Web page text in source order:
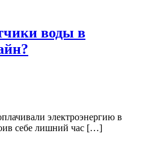
воды в
электроэнергию в
себе лишний час […]